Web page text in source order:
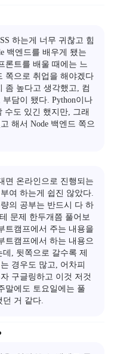
하는게 너무 귀찮고 힘
백엔드를 배우게 됐는
론트를 배울 때에는 느
쪽으로 취업을 해야겠다
좀 높다고 생각했고, 컴
담이 됐다. Python이나
수도 있긴 했지만, 그래
해서 Node 백엔드 쪽으
면 온라인으로 진행되는
여 하는게 쉽진 않았다.
의 공부는 반드시 다 하
문제 한두개쯤 풀어보
트캠프에서 주는 내용을
트캠프에서 하는 내용으
, 뒷쪽으로 갈수록 제
경우도 많고, 어차피
구글링하고 이것 저것
말에도 토요일에는 풀
던 거 같다.